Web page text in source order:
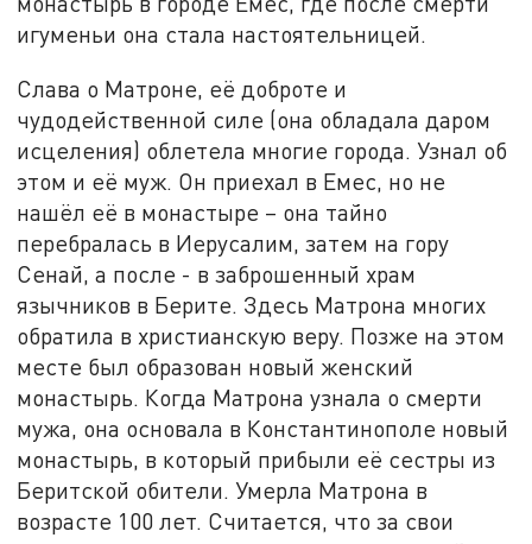
игуменьи она стала настоятельницей.
Слава о Матроне, её доброте и
чудодейственной силе (она обладала даром
исцеления) облетела многие города. Узнал об
этом и её муж. Он приехал в Емес, но не
нашёл её в монастыре – она тайно
перебралась в Иерусалим, затем на гору
Сенай, а после - в заброшенный храм
язычников в Берите. Здесь Матрона многих
обратила в христианскую веру. Позже на этом
месте был образован новый женский
монастырь. Когда Матрона узнала о смерти
мужа, она основала в Константинополе новый
монастырь, в который прибыли её сестры из
Беритской обители. Умерла Матрона в
возрасте 100 лет. Считается, что за свои